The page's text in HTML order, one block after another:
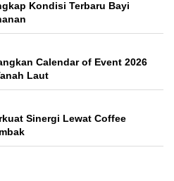
Kondisi Terbaru Bayi
Calendar of Event 2026
Laut
Sinergi Lewat Coffee